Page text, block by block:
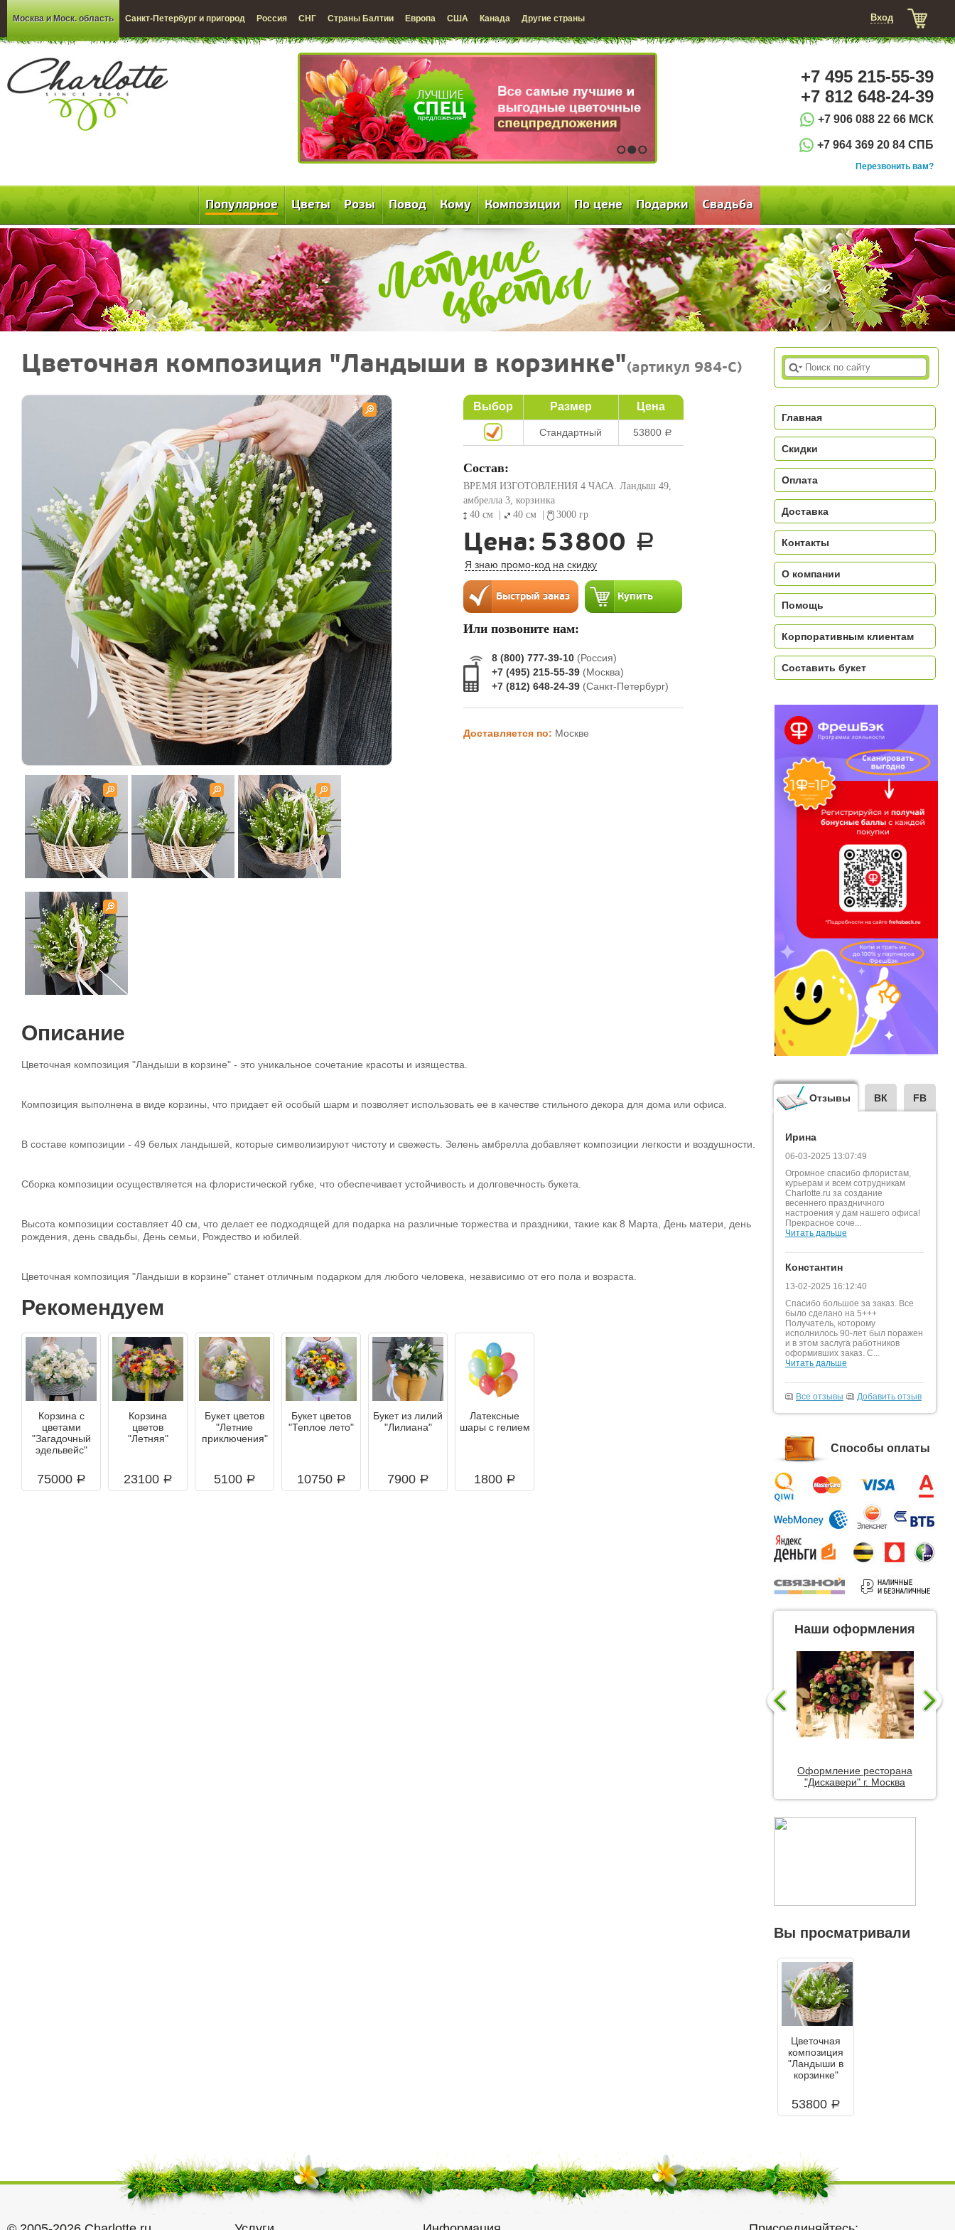
Москва и Моск. область Санкт-Петербург и пригород Россия СНГ Страны Балтии Европа США Канада Другие страны Вход
1 2 3
+7 495 215-55-39
+7 812 648-24-39
+7 906 088 22 66 МСК
+7 964 369 20 84 СПБ
Перезвонить вам?
Популярное Цветы Розы Повод Кому Композиции По цене Подарки Свадьба
Цветочная композиция "Ландыши в корзинке"(артикул 984-C)
Выбор Размер Цена
Стандартный 53800 a
Состав:
ВРЕМЯ ИЗГОТОВЛЕНИЯ 4 ЧАСА. Ландыш 49,
амбрелла 3, корзинка
40 см
40 см 3000 гр
Цена: 53800 a
Я знаю промо-код на скидку
Или позвоните нам:
8 (800) 777-39-10 (Россия)
+7 (495) 215-55-39 (Москва)
+7 (812) 648-24-39 (Санкт-Петербург)
Доставляется по: Москве
Описание
Цветочная композиция "Ландыши в корзине" - это уникальное сочетание красоты и изящества.
Композиция выполнена в виде корзины, что придает ей особый шарм и позволяет использовать ее в качестве стильного декора для дома или офиса.
В составе композиции - 49 белых ландышей, которые символизируют чистоту и свежесть. Зелень амбрелла добавляет композиции легкости и воздушности.
Сборка композиции осуществляется на флористической губке, что обеспечивает устойчивость и долговечность букета.
Высота композиции составляет 40 см, что делает ее подходящей для подарка на различные торжества и праздники, такие как 8 Марта, День матери, день
рождения, день свадьбы, День семьи, Рождество и юбилей.
Цветочная композиция "Ландыши в корзине" станет отличным подарком для любого человека, независимо от его пола и возраста.
Рекомендуем
Корзина с
цветами
"Загадочный
эдельвейс"
75000 a
Корзина
цветов
"Летняя"
23100 a
Букет цветов
"Летние
приключения"
5100 a
Букет цветов
"Теплое лето"
10750 a
Букет из лилий
"Лилиана"
7900 a
Латексные
шары с гелием
1800 a
Главная
Скидки
Оплата
Доставка
Контакты
О компании
Помощь
Корпоративным клиентам
Составить букет
Отзывы ВК FB
Ирина
06-03-2025 13:07:49
Огромное спасибо флористам,
курьерам и всем сотрудникам
Charlotte.ru за создание
весеннего праздничного
настроения у дам нашего офиса!
Прекрасное соче...
Читать дальше
Константин
13-02-2025 16:12:40
Спасибо большое за заказ. Все
было сделано на 5+++
Получатель, которому
исполнилось 90-лет был поражен
и в этом заслуга работников
оформивших заказ. С...
Читать дальше
Все отзывы Добавить отзыв
Способы оплаты
Наши оформления
Оформление ресторана
"Дискавери" г. Москва
Вы просматривали
Цветочная
композиция
"Ландыши в
корзинке"
53800 a